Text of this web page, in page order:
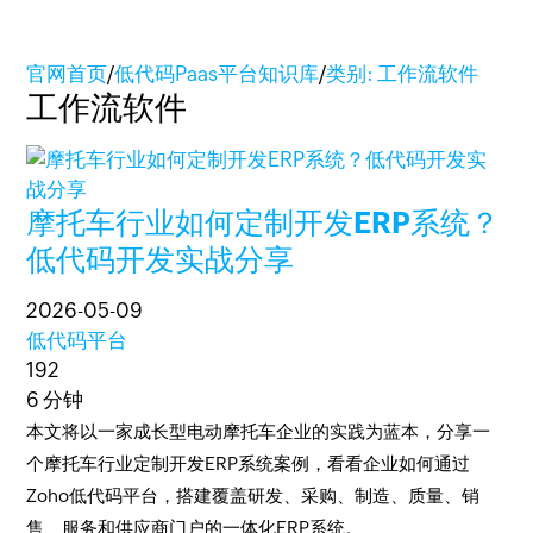
官网首页/低代码Paas平台知识库/类别: 工作流软件
工作流软件
摩托车行业如何定制开发ERP系统？
低代码开发实战分享
2026-05-09
低代码平台
192
6 分钟
本文将以一家成长型电动摩托车企业的实践为蓝本，分享一
个摩托车行业定制开发ERP系统案例，看看企业如何通过
Zoho低代码平台，搭建覆盖研发、采购、制造、质量、销
售、服务和供应商门户的一体化ERP系统。